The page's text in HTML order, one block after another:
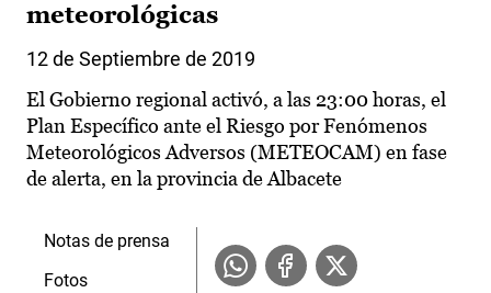
meteorológicas
12 de Septiembre de 2019
El Gobierno regional activó, a las 23:00 horas, el
Plan Específico ante el Riesgo por Fenómenos
Meteorológicos Adversos (METEOCAM) en fase
de alerta, en la provincia de Albacete
Notas de prensa
Fotos